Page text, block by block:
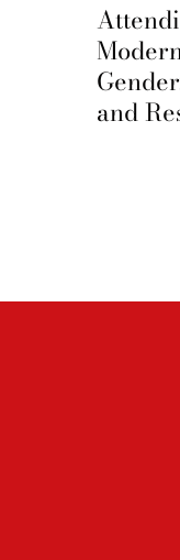
and